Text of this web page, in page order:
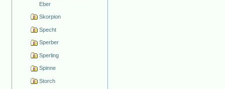
Eber
Skorpion
Specht
Sperber
Sperling
Spinne
Storch